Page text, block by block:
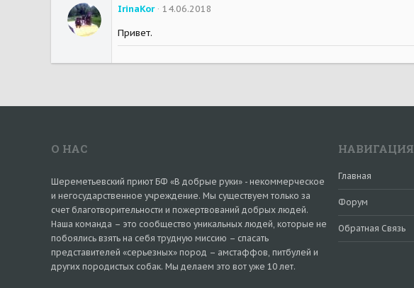
IrinaKor
14.06.2018
Привет.
О НАС
Шереметьевский приют БФ «В добрые руки» - некоммерческое
и негосударственное учреждение. Мы существуем только за
счет благотворительности и пожертвований добрых людей.
Наша команда – это сообщество уникальных людей, которые не
побоялись взять на себя трудную миссию – спасать
представителей «серьезных» пород – амстаффов, питбулей и
других породистых собак. Мы делаем это вот уже 10 лет.
НАВИГАЦИЯ
Главная
Форум
Обратная Связь